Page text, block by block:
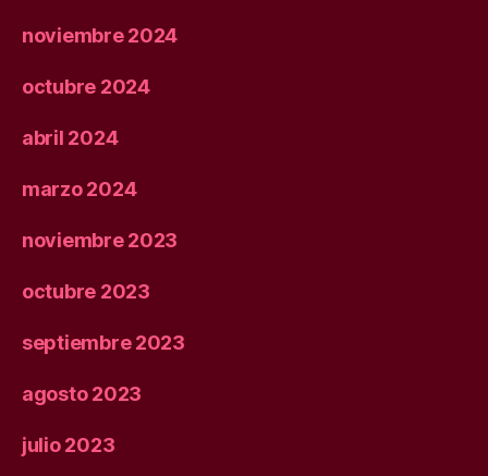
noviembre 2024
octubre 2024
abril 2024
marzo 2024
noviembre 2023
octubre 2023
septiembre 2023
agosto 2023
julio 2023